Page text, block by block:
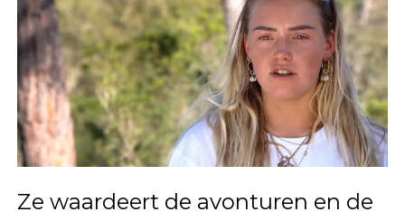
Ze waardeert de avonturen en de